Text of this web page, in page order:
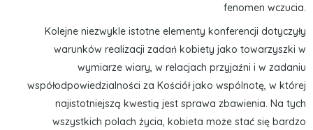
fenomen wczucia.
Kolejne niezwykle istotne elementy konferencji dotyczyły
warunków realizacji zadań kobiety jako towarzyszki w
wymiarze wiary, w relacjach przyjaźni i w zadaniu
współodpowiedzialności za Kościół jako wspólnotę, w której
najistotniejszą kwestią jest sprawa zbawienia. Na tych
wszystkich polach życia, kobieta może stać się bardzo